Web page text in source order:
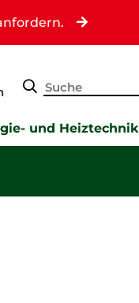
und Heiztechnik